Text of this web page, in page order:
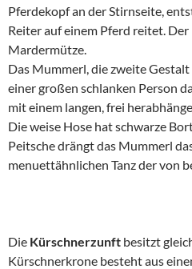
Pferdekopf an der Stirnseite,
Reiter auf einem Pferd reitet.
Mardermütze.
Das Mummerl, die zweite
einer großen schlanken Person
mit einem langen, frei
Die weise Hose hat schwarze
Peitsche drängt das Mummerl
menuettähnlichen Tanz der von
Die Kürschnerzunft besitzt
Kürschnerkrone besteht aus